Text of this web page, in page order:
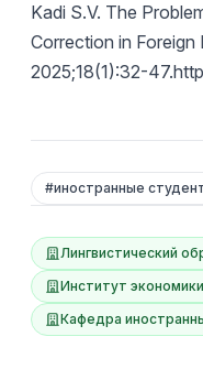
Kadi S.V. The
Correction in Foreign
2025;18(1):32-
#иностранные
Лингвистический
Институт
Кафедра